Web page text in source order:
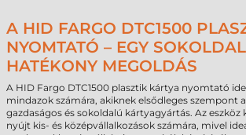
A HID FARGO DTC1500
NYOMTATÓ – EGY
HATÉKONY MEGOLDÁS
A HID Fargo DTC1500 plasztik kártya nyomtató
mindazok számára, akiknek elsődleges szempont
gazdaságos és sokoldalú kártyagyártás. Az
nyújt kis- és középvállalkozások számára, mivel